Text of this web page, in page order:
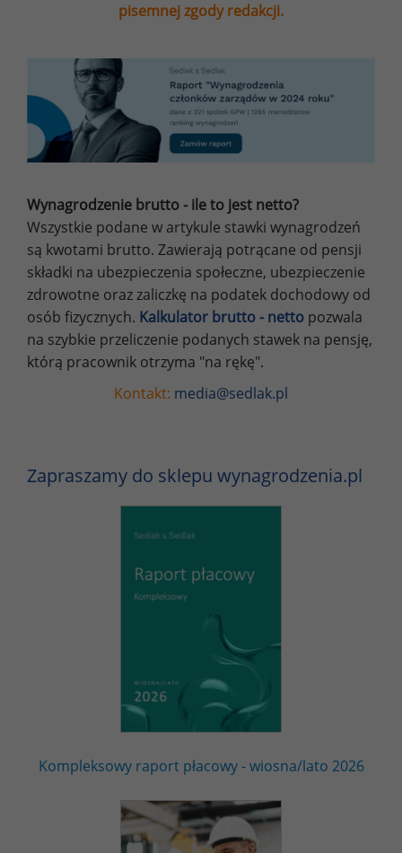
pisemnej zgody redakcji.
Wynagrodzenie brutto - ile to jest netto?
Wszystkie podane w artykule stawki wynagrodzeń
są kwotami brutto. Zawierają potrącane od pensji
składki na ubezpieczenia społeczne, ubezpieczenie
zdrowotne oraz zaliczkę na podatek dochodowy od
osób fizycznych. Kalkulator brutto - netto pozwala
na szybkie przeliczenie podanych stawek na pensję,
którą pracownik otrzyma "na rękę".
Kontakt: media@sedlak.pl
Zapraszamy do sklepu wynagrodzenia.pl
Kompleksowy raport płacowy - wiosna/lato 2026